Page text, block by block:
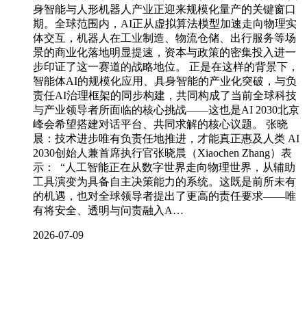
身智能与人形机器人产业正迎来规模化量产的关键窗口
期。全球范围内，AI正从虚拟算法模型加速走向物理实
体交互，机器人在工业制造、物流仓储、出行服务等场
景的商业化落地明显提速，资本与政策的密集投入进一
步印证了这一赛道的战略地位。 正是在这样的背景下，
智能体AI的规模化应用、具身智能的产业化突破，与负
责任AI治理框架的同步构建，共同构成了当前全球科技
与产业领导者所面临的核心挑战——这也是AI 2030北京
峰会希望搭建对话平台、共同求解的核心议题。 张晓
晨：技术进步唯有负责任地推进，才能真正惠及人类 AI
2030创始人兼首席执行官张晓晨（Xiaochen Zhang）表
示： “人工智能正在从数字世界走向物理世界，从辅助
工具演变为具备自主决策能力的系统。这既是前所未有
的机遇，也对全球领导者提出了更高的责任要求——唯
有将安全、透明与问责融入A…
2026-07-09